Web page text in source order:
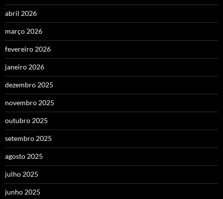
abril 2026
março 2026
fevereiro 2026
janeiro 2026
dezembro 2025
novembro 2025
outubro 2025
setembro 2025
agosto 2025
julho 2025
junho 2025